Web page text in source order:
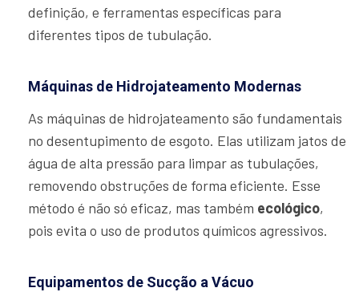
definição, e ferramentas específicas para
diferentes tipos de tubulação.
Máquinas de Hidrojateamento Modernas
As máquinas de hidrojateamento são fundamentais
no desentupimento de esgoto. Elas utilizam jatos de
água de alta pressão para limpar as tubulações,
removendo obstruções de forma eficiente. Esse
método é não só eficaz, mas também ecológico,
pois evita o uso de produtos químicos agressivos.
Equipamentos de Sucção a Vácuo